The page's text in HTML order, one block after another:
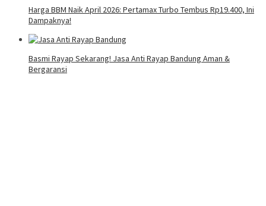
Harga BBM Naik April 2026: Pertamax Turbo Tembus Rp19.400, Ini
Dampaknya!
Basmi Rayap Sekarang! Jasa Anti Rayap Bandung Aman &
Bergaransi